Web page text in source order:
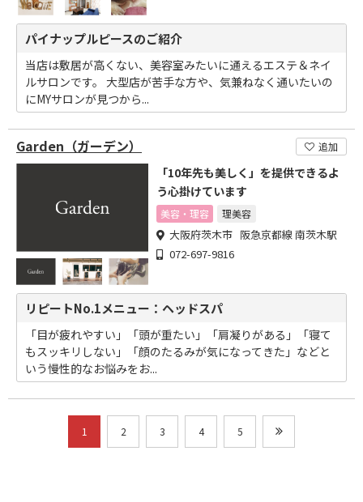
パイナップルピースのご紹介
当店は敷居が高くない、美容室みたいに通えるエステ＆ネイ
ルサロンです。 大型店が苦手な方や、気兼ねなく通いたいの
にMYサロンが見つから...
Garden（ガーデン） 追加
「10年先も美しく」を提供できるよ
う心掛けています
美容・理容 理美容
大阪府茨木市 阪急京都線 南茨木駅
072-697-9816
リピートNo.1メニュー：ヘッドスパ
「目が疲れやすい」「頭が重たい」「肩凝りがある」「寝て
もスッキリしない」「顔のたるみが気になってきた」などと
いう慢性的なお悩みをお...
1 2 3 4 5